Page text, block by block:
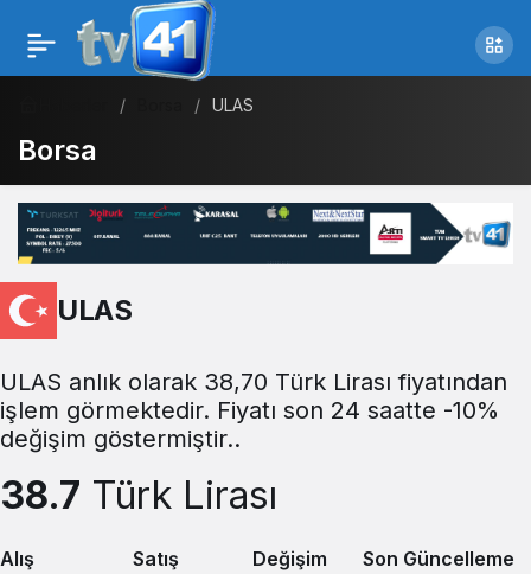
ULAS
Borsa
ULAS
ULAS anlık olarak 38,70 Türk Lirası fiyatından
işlem görmektedir. Fiyatı son 24 saatte -10%
değişim göstermiştir..
38.7 Türk Lirası
Alış
Satış
Değişim
Son Güncelleme